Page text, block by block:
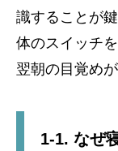
識することが
体のスイッチ
翌朝の目覚め
1-1. なぜ